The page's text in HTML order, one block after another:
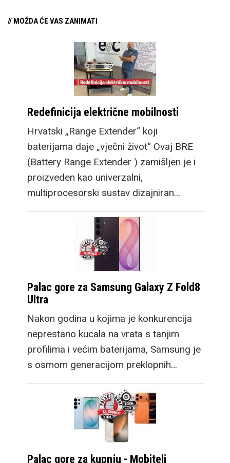
// MOŽDA ĆE VAS ZANIMATI
Redefinicija električne mobilnosti
Hrvatski „Range Extender“ koji
baterijama daje „vječni život“ Ovaj BRE
(Battery Range Extender ) zamišljen je i
proizveden kao univerzalni,
multiprocesorski sustav dizajniran…
Palac gore za Samsung Galaxy Z Fold8
Ultra
Nakon godina u kojima je konkurencija
neprestano kucala na vrata s tanjim
profilima i većim baterijama, Samsung je
s osmom generacijom preklopnih…
Palac gore za kupnju - Mobiteli